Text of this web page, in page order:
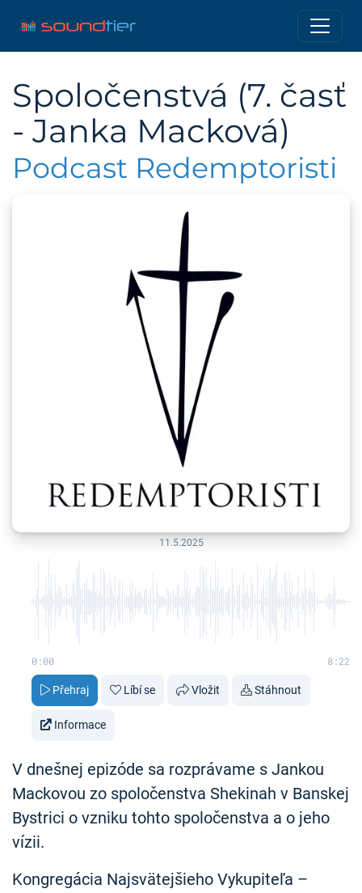
Spoločenstvá (7. časť
- Janka Macková)
Podcast Redemptoristi
11.5.2025
0:00 8:22
Přehraj Líbí se Vložit Stáhnout
Informace
V dnešnej epizóde sa rozprávame s Jankou
Mackovou zo spoločenstva Shekinah v Banskej
Bystrici o vzniku tohto spoločenstva a o jeho
vízii.
Kongregácia Najsvätejšieho Vykupiteľa –